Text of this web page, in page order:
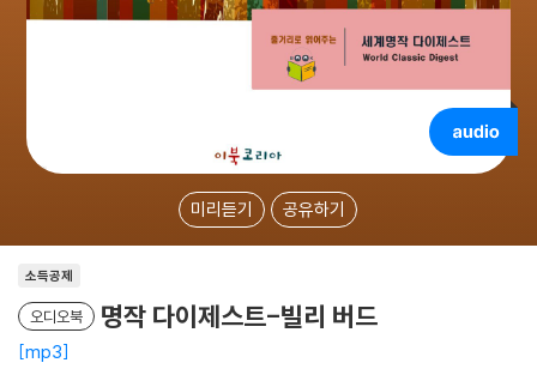
미리듣기 공유하기
소득공제
오디오북 명작 다이제스트-빌리 버드
mp3